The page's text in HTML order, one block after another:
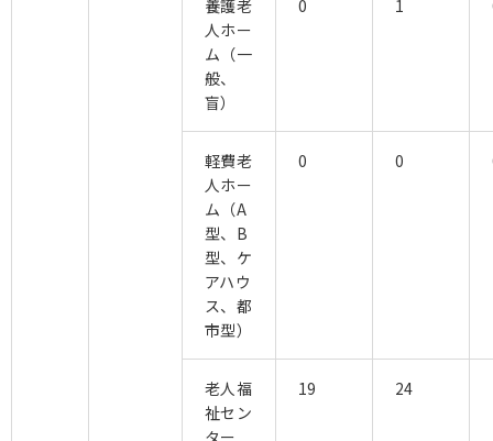
養護老
人ホー
ム（一
般、
盲）
0 1
軽費老
人ホー
ム（A
型、B
型、ケ
アハウ
ス、都
市型）
0 0
老人福
祉セン
ター
19 24